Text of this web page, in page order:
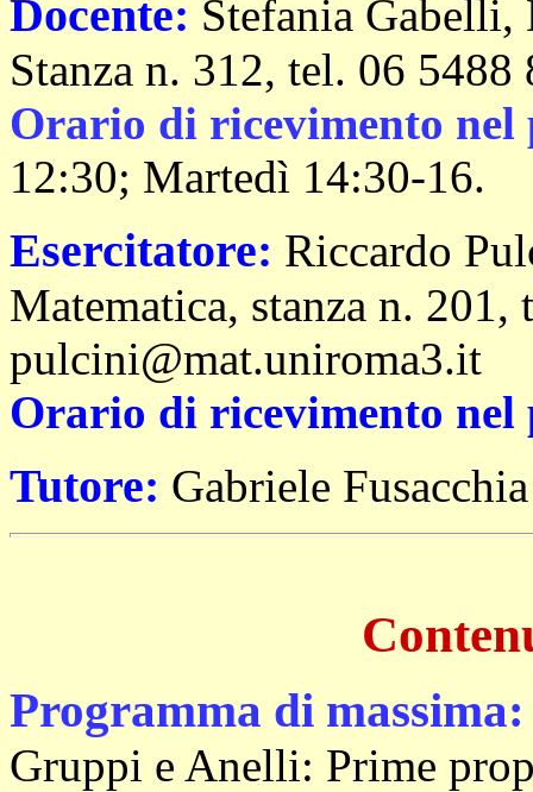
Docente: Stefania
Stanza n. 312, tel. 06
Orario di ricevimento nel
12:30; Martedì 14:30-16.
Esercitatore: Riccardo
Matematica, stanza n.
pulcini@mat.uniroma3.it
Orario di ricevimento nel
Tutore: Gabriele Fusacchia
Programma di massima:
Gruppi e Anelli: Prime